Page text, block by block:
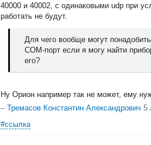
40000 и 40002, с одинаковыми udp при
работать не будут.
Для чего вообще могут
COM-порт если я могу найти
его?
Ну Орион например так не может, ему
– Тремасов Константин Александрович 5
#ссылка